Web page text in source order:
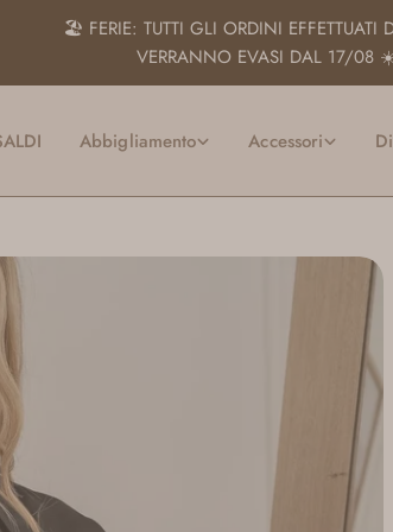
🏖️ FERIE: TUTTI GLI ORDINI EFFETTUATI
VERRANNO EVASI DAL 17/08
Abbigliamento Accessori